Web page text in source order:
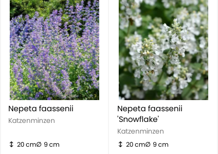
Nepeta faassenii
Katzenminzen
20 cm 9 cm
Nepeta faassenii
'Snowflake'
Katzenminzen
20 cm 9 cm